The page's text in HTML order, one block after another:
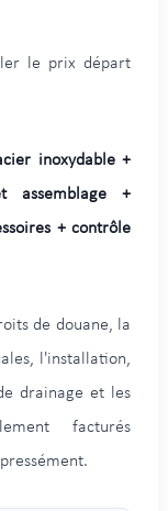
le prix départ
inoxydable +
assemblage +
+ contrôle
de douane, la
l'installation,
drainage et les
facturés